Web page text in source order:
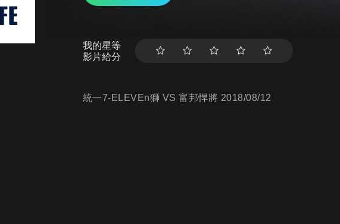
我的星等
影片給分
統一7-ELEVEn獅 VS 富邦悍將 2018/08/12